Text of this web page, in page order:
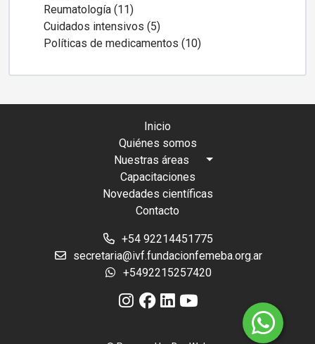
Reumatología (11)
Cuidados intensivos (5)
Políticas de medicamentos (10)
Inicio
Quiénes somos
Nuestras áreas
Capacitaciones
Novedades científicas
Contacto
+54 92214451775
secretaria@ivf.fundacionfemeba.org.ar
+5492215257420